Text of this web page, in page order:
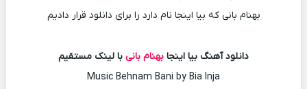
بهنام بانی که بیا اینجا نام دارد را برای دانلود قرار دادیم
دانلود آهنگ بیا اینجا بهنام بانی با لینک مستقیم
Music Behnam Bani by Bia Inja